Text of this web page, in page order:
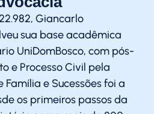
Giancarlo
sua base acadêmica
UniDomBosco, com pós-
e Processo Civil pela
Família e Sucessões foi a
os primeiros passos da